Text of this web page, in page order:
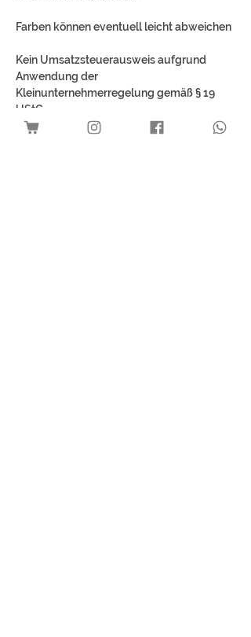
Farben können eventuell leicht abweichen
Kein Umsatzsteuerausweis aufgrund
Anwendung der
Kleinunternehmerregelung gemäß § 19
UStG.